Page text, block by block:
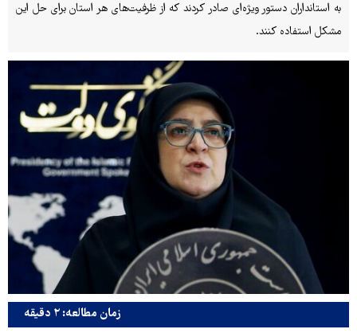
به استانداران دستور ویژه‌ای صادر کردند که از ظرفیت‌های هر استان برای حل این
مشکل استفاده کنند.
زمان مطالعه: ۲ دقیقه